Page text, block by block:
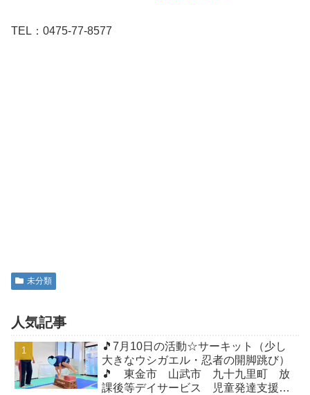
TEL：0475-77-8577
未分類
人気記事
🎵7月10日の活動☆サーキット（少し
大きなウシガエル・忍者の開脚跳び）
🎵 東金市 山武市 九十九里町 放
課後等デイサービス 児童発達支援